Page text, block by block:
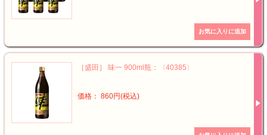
［盛田］ 味一 900ml瓶：〈40385〉
価格： 860円(税込)